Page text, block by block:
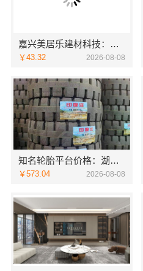
嘉兴美居乐建材科技：嘉兴周边专业旧房改造案例
￥43.32 2026-08-08
知名轮胎平台价格：湖北省腾冠畅实业贸易有限公司优势解析
￥573.04 2026-08-08